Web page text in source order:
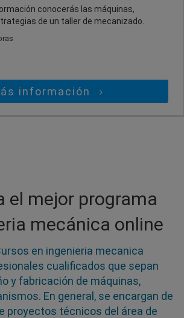
conocerás las máquinas,
de un taller de mecanizado.
información
el mejor programa
mecánica online
en ingenieria mecanica
cualificados que sepan
y fabricación de máquinas,
En general, se encargan de
proyectos técnicos del área de